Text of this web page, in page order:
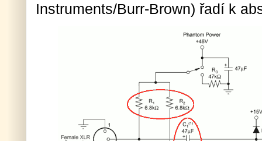
Instruments/Burr-Brown) řadí k